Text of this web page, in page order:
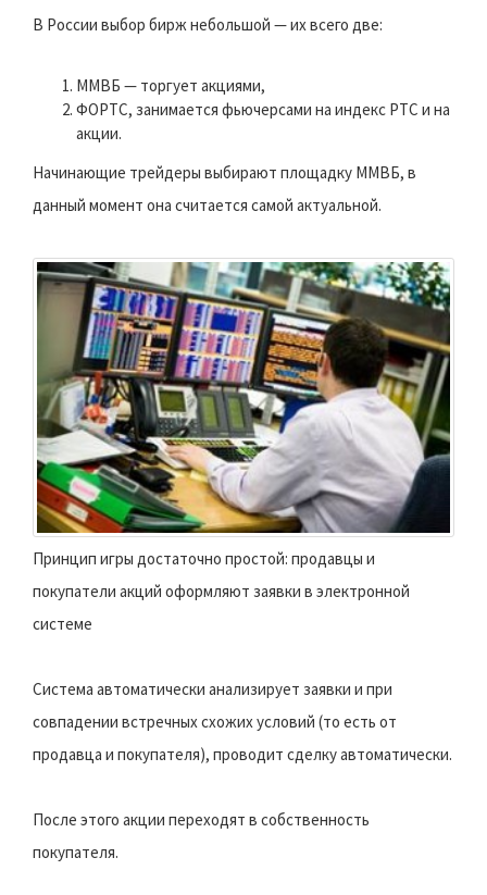
В России выбор бирж небольшой — их всего две:
ММВБ — торгует акциями,
ФОРТС, занимается фьючерсами на индекс РТС и на
акции.
Начинающие трейдеры выбирают площадку ММВБ, в
данный момент она считается самой актуальной.
Принцип игры достаточно простой: продавцы и
покупатели акций оформляют заявки в электронной
системе
Система автоматически анализирует заявки и при
совпадении встречных схожих условий (то есть от
продавца и покупателя), проводит сделку автоматически.
После этого акции переходят в собственность
покупателя.